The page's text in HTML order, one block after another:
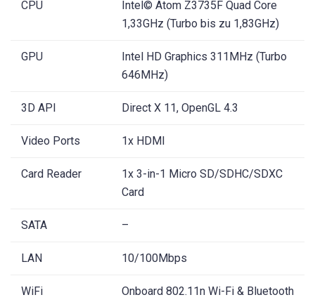
CPU
Intel© Atom Z3735F Quad Core
1,33GHz (Turbo bis zu 1,83GHz)
GPU
Intel HD Graphics 311MHz (Turbo
646MHz)
3D API Direct X 11, OpenGL 4.3
Video Ports 1x HDMI
Card Reader
1x 3-in-1 Micro SD/SDHC/SDXC
Card
SATA –
LAN 10/100Mbps
WiFi
Onboard 802.11n Wi-Fi & Bluetooth